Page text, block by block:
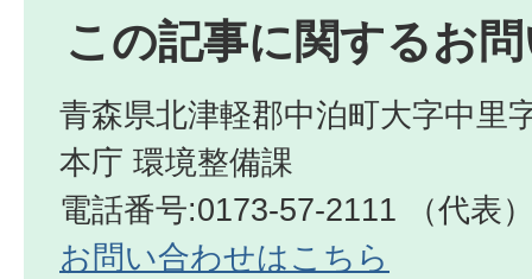
この記事に関するお
青森県北津軽郡中泊町大字中里
本庁 環境整備課
電話番号:0173-57-2111 （代表
お問い合わせはこちら